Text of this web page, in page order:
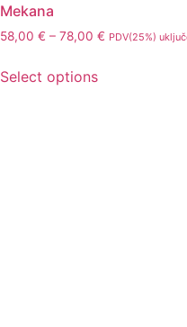
Mekana
58,00 € – 78,00 € PDV(25%)
Select options